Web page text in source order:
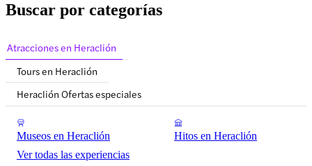
Buscar por categorías
Atracciones en Heraclión
Tours en Heraclión
Heraclión Ofertas especiales
Museos en Heraclión
Hitos en Heraclión
Ver todas las experiencias